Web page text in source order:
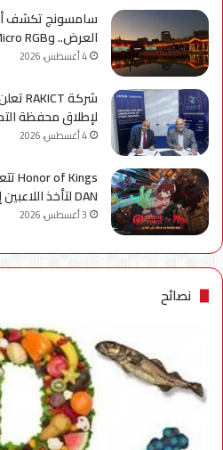
سامسونج تكشف
العرض.. وMicro RGB تظهر لأول مرة عالميًا
4 أغسطس، 2026
لإطلاق محفظة
4 أغسطس، 2026
DAN لتأخذ اللاعبين إلى عالم الظواهر الخارقة
3 أغسطس، 2026
نصائح